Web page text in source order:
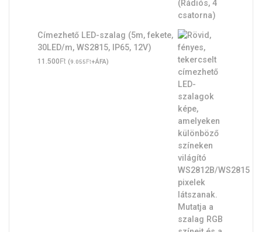
Címezhető LED-szalag (5m, fekete,
30LED/m, WS2815, IP65, 12V)
11.500Ft (9.055Ft+ÁFA)